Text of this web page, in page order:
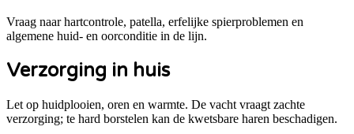
Vraag naar hartcontrole, patella, erfelijke spierproblemen en
algemene huid- en oorconditie in de lijn.
Verzorging in huis
Let op huidplooien, oren en warmte. De vacht vraagt zachte
verzorging; te hard borstelen kan de kwetsbare haren beschadigen.